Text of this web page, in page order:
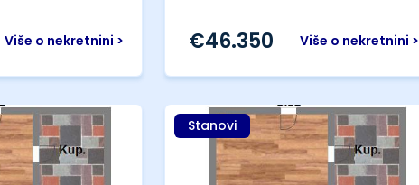
Više o nekretnini > Više o nekretnini >
€46.350
Stanovi